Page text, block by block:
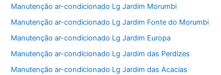
Manutenção ar-condicionado Lg Jardim Morumbi
Manutenção ar-condicionado Lg Jardim Fonte do Morumbi
Manutenção ar-condicionado Lg Jardim Europa
Manutenção ar-condicionado Lg Jardim das Perdizes
Manutenção ar-condicionado Lg Jardim das Acacias